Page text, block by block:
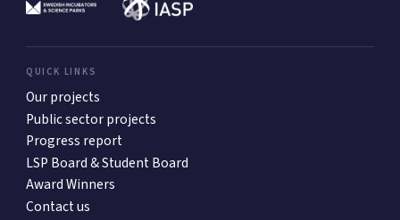
QUICK LINKS
Our projects
Public sector projects
Progress report
LSP Board & Student Board
Award Winners
Contact us